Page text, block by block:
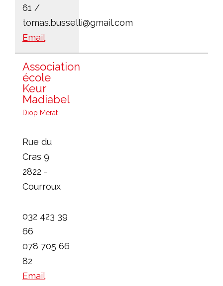
61 /
tomas.busselli@gmail.com
Email
Association
école
Keur
Madiabel
Diop Mérat
Rue du
Cras 9
2822 -
Courroux
032 423 39
66
078 705 66
82
Email